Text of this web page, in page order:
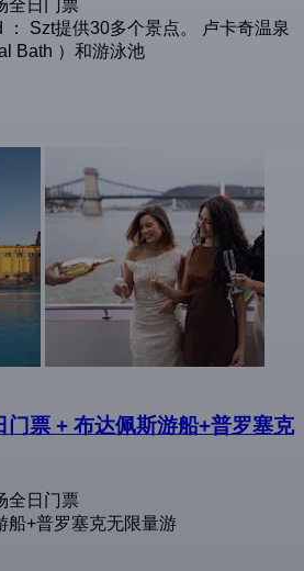
全日门票
： Szt提供30多个景点。 卢卡奇温泉
Bath ）和游泳池
门票 + 布达佩斯游船+普罗塞克
全日门票
船+普罗塞克无限量游